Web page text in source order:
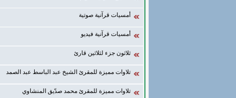
أمسيات قرآنية صوتية
أمسيات قرآنية فيديو
ثلاثون جزء لثلاثين قارئ
تلاوات مميزة للمقرئ الشيخ عبد الباسط عبد الصمد
تلاوات مميزة للمقرئ محمد صدّيق المنشاوي